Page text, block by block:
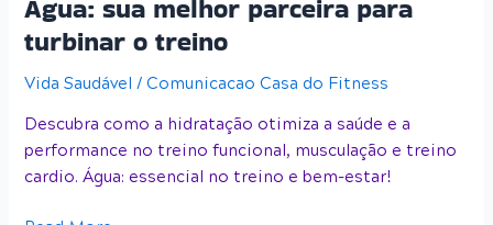
Água: sua melhor parceira para
turbinar o treino
Vida Saudável /Comunicacao Casa do Fitness
Descubra como a hidratação otimiza a saúde e a
performance no treino funcional, musculação e treino
cardio. Água: essencial no treino e bem-estar!
parceira
para
turbinar
treino